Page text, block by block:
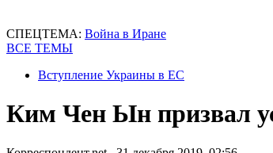
СПЕЦТЕМА: Война в Иране
ВСЕ ТЕМЫ
Вступление Украины в ЕС
Ким Чен Ын призвал